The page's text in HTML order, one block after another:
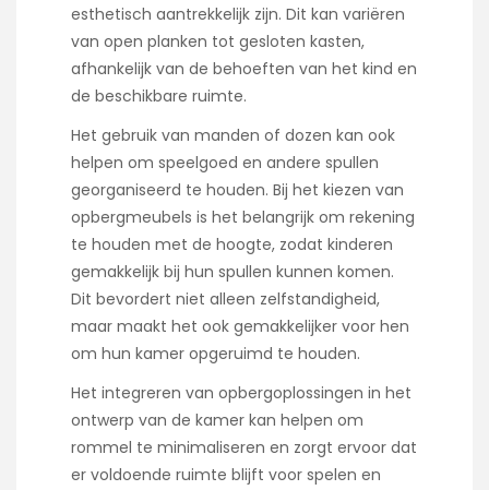
esthetisch aantrekkelijk zijn. Dit kan variëren
van open planken tot gesloten kasten,
afhankelijk van de behoeften van het kind en
de beschikbare ruimte.
Het gebruik van manden of dozen kan ook
helpen om speelgoed en andere spullen
georganiseerd te houden. Bij het kiezen van
opbergmeubels is het belangrijk om rekening
te houden met de hoogte, zodat kinderen
gemakkelijk bij hun spullen kunnen komen.
Dit bevordert niet alleen zelfstandigheid,
maar maakt het ook gemakkelijker voor hen
om hun kamer opgeruimd te houden.
Het integreren van opbergoplossingen in het
ontwerp van de kamer kan helpen om
rommel te minimaliseren en zorgt ervoor dat
er voldoende ruimte blijft voor spelen en